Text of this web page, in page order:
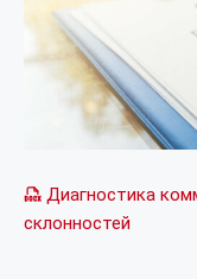
Диагностика
склонностей